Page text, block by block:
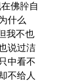
佛肸自
什么
我不也
说过洁
中看不
不给人